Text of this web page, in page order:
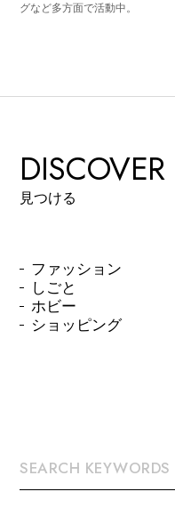
グなど多方面で活動中。
DISCOVER
見つける
ファッション
しごと
ホビー
ショッピング